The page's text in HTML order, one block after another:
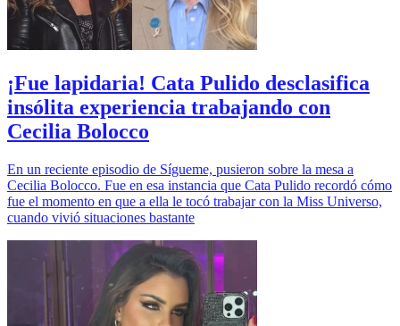
¡Fue lapidaria! Cata Pulido desclasifica
insólita experiencia trabajando con
Cecilia Bolocco
En un reciente episodio de Sígueme, pusieron sobre la mesa a
Cecilia Bolocco. Fue en esa instancia que Cata Pulido recordó cómo
fue el momento en que a ella le tocó trabajar con la Miss Universo,
cuando vivió situaciones bastante